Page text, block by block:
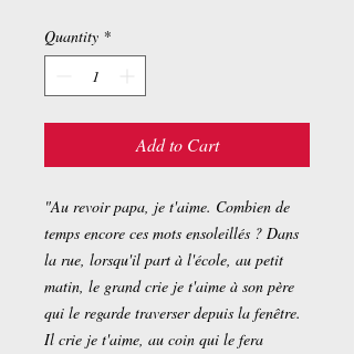
Quantity *
Add to Cart
"Au revoir papa, je t'aime. Combien de
temps encore ces mots ensoleillés ? Dans
la rue, lorsqu'il part à l'école, au petit
matin, le grand crie je t'aime à son père
qui le regarde traverser depuis la fenêtre.
Il crie je t'aime, au coin qui le fera